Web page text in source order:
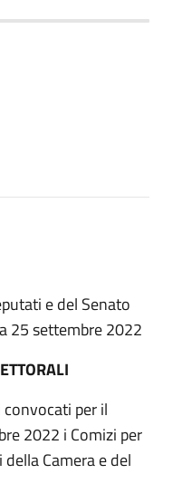
e del Senato
25 settembre 2022
per il
2022 i Comizi per
Camera e del